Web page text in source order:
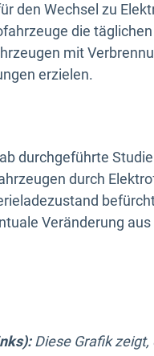
den Wechsel zu
die
mit
erzielen.
durchgeführte
durch
Veränderung
Diese Grafik zeigt,